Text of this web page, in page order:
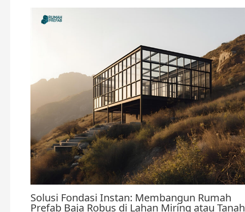
Solusi Fondasi Instan: Membangun Rumah
Prefab Baja Robus di Lahan Miring atau Tanah